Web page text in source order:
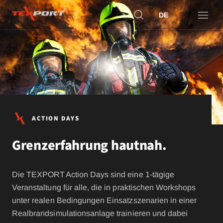
DE
ACTION DAYS
Grenzerfahrung hautnah.
Die TEXPORT Action Days sind eine 1-tägige
Veranstaltung für alle, die in praktischen Workshops
unter realen Bedingungen Einsatzszenarien in einer
Realbrandsimulationsanlage trainieren und dabei